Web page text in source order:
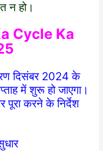
न हो।
Cycle Ka
दिसंबर 2024 के
में शुरू हो जाएगा।
पूरा करने के निर्देश